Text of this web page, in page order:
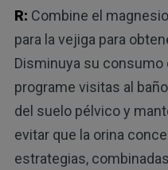
R: Combine el
para la vejiga para
Disminuya su consumo
programe visitas al
del suelo pélvico y
evitar que la orina
estrategias,